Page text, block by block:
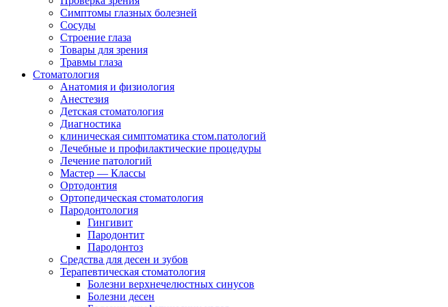
Симптомы глазных болезней
Сосуды
Строение глаза
Товары для зрения
Травмы глаза
Стоматология
Анатомия и физиология
Анестезия
Детская стоматология
Диагностика
клиническая симптоматика стом.патологий
Лечебные и профилактические процедуры
Лечение патологий
Мастер — Классы
Ортодонтия
Ортопедическая стоматология
Пародонтология
Гингивит
Пародонтит
Пародонтоз
Средства для десен и зубов
Терапевтическая стоматология
Болезни верхнечелюстных синусов
Болезни десен